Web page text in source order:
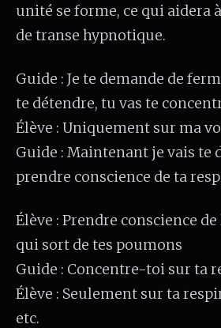
unité se forme, ce qui aidera
de transe hypnotique.
Guide : Je te demande de
te détendre, tu vas te
Élève : Uniquement sur ma
Guide : Maintenant je vais te
prendre conscience de ta
Élève : Prendre conscience
qui sort de tes poumons
Guide : Concentre-toi sur ta
Élève : Seulement sur ta
etc.